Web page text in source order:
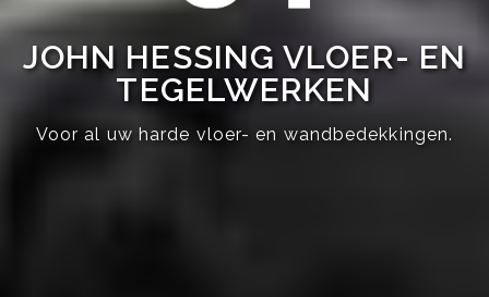
JOHN HESSING VLOER- EN
TEGELWERKEN
Voor al uw harde vloer- en wandbedekkingen.